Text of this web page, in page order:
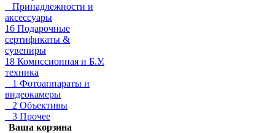
Принадлежности и
аксессуары
16 Подарочные
сертификаты &
сувениры
18 Комиссионная и Б.У.
техника
1 Фотоаппараты и
видеокамеры
2 Объективы
3 Прочее
Ваша корзина